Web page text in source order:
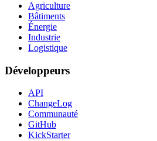
Agriculture
Bâtiments
Énergie
Industrie
Logistique
Développeurs
API
ChangeLog
Communauté
GitHub
KickStarter